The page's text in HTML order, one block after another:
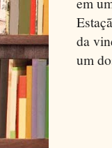
da
um